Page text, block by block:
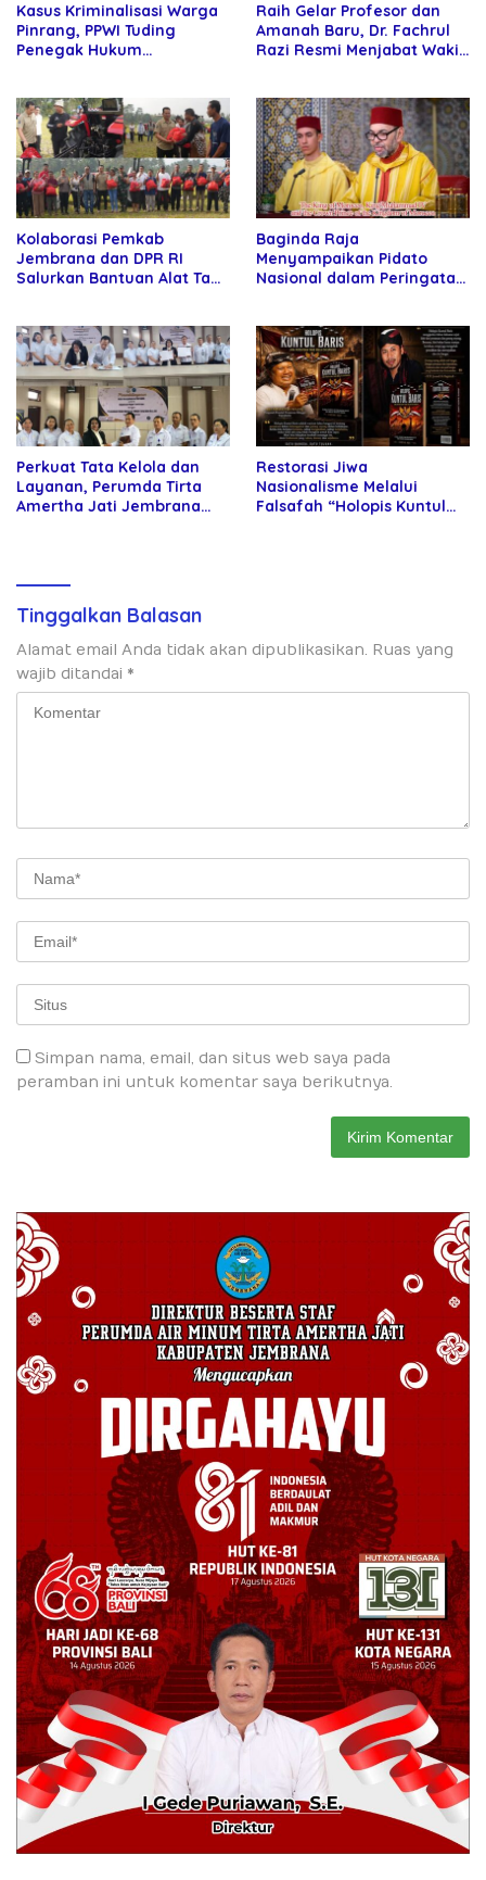
Kasus Kriminalisasi Warga
Pinrang, PPWI Tuding
Penegak Hukum
Raih Gelar Profesor dan
Amanah Baru, Dr. Fachrul
Razi Resmi Menjabat Wakil
Kolaborasi Pemkab
Jembrana dan DPR RI
Salurkan Bantuan Alat Tani
Baginda Raja
Menyampaikan Pidato
Nasional dalam Peringatan
Perkuat Tata Kelola dan
Layanan, Perumda Tirta
Amertha Jati Jembrana
Restorasi Jiwa
Nasionalisme Melalui
Falsafah “Holopis Kuntul
Tinggalkan Balasan
Alamat email Anda tidak akan dipublikasikan. Ruas yang
wajib ditandai *
Simpan nama, email, dan situs web saya pada
peramban ini untuk komentar saya berikutnya.